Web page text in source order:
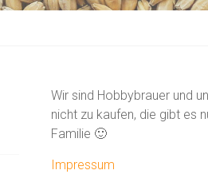
Wir sind Hobbybrauer und
nicht zu kaufen, die gibt es
Familie 🙂
Impressum